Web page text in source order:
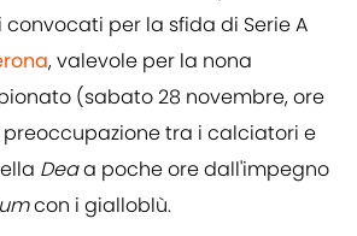
per la sfida di Serie A
, valevole per la nona
(sabato 28 novembre, ore
preoccupazione tra i calciatori e
Deaa poche ore dall'impegno
con i gialloblù.